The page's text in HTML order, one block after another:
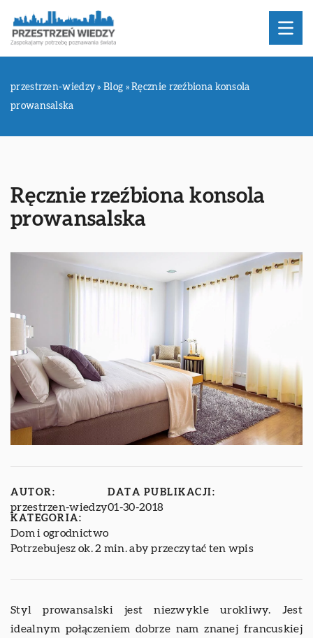
przestrzen-wiedzy »Blog »Ręcznie rzeźbiona konsola
prowansalska
Ręcznie rzeźbiona konsola
prowansalska
AUTOR:
przestrzen-wiedzy
DATA PUBLIKACJI:
01-30-2018
KATEGORIA:
Dom i ogrodnictwo
Potrzebujesz ok. 2 min. aby przeczytać ten wpis
Styl prowansalski jest niezwykle urokliwy. Jest
idealnym połączeniem dobrze nam znanej francuskiej